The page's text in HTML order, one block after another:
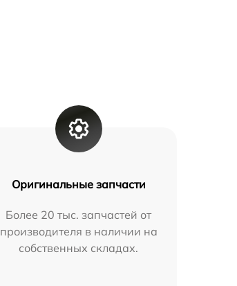
Оригинальные запчасти
Более 20 тыс. запчастей от
производителя в наличии на
собственных складах.